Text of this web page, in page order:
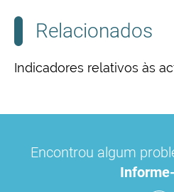
Relacionados
Indicadores relativos às
Encontrou algum